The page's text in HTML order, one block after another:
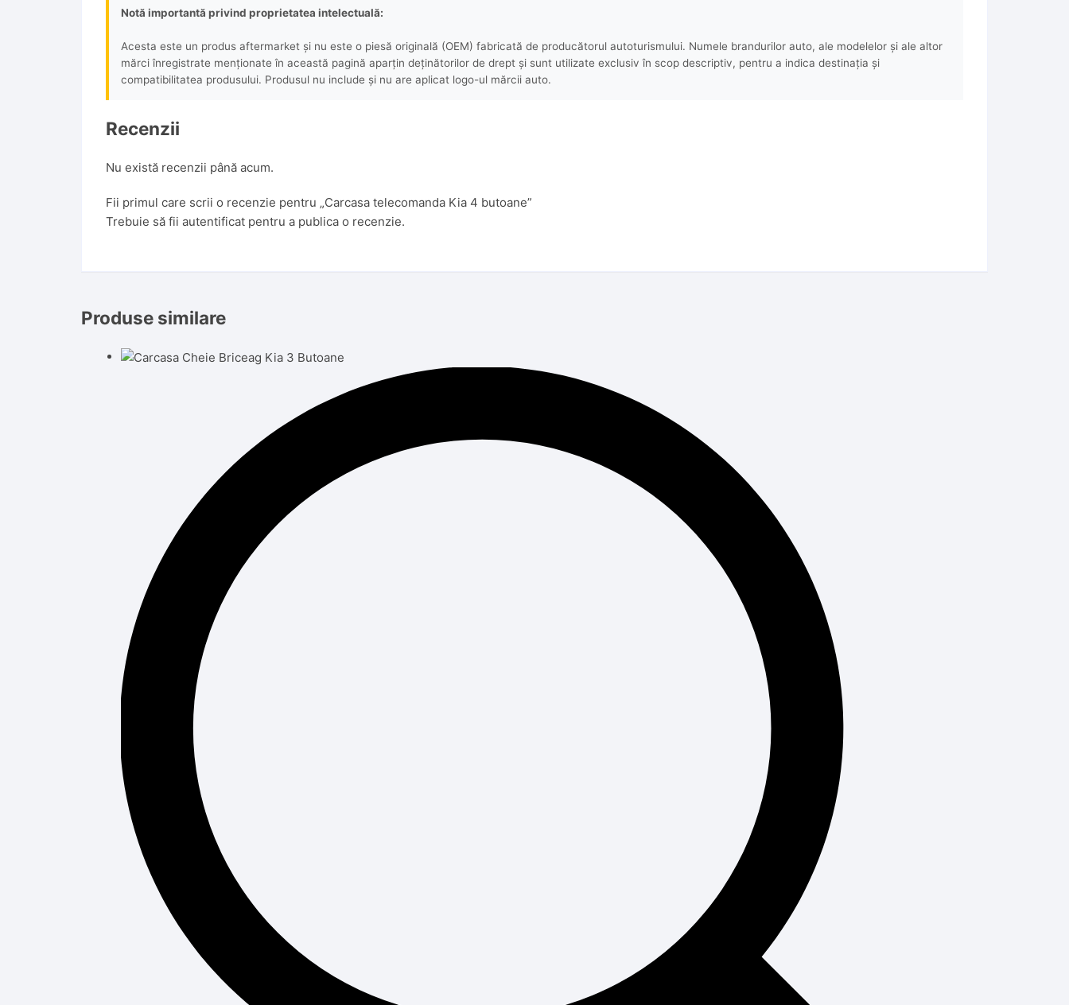
Notă importantă privind proprietatea intelectuală:
Acesta este un produs aftermarket și nu este o piesă originală (OEM) fabricată de producătorul autoturismului. Numele brandurilor auto, ale modelelor și ale altor
mărci înregistrate menționate în această pagină aparțin deținătorilor de drept și sunt utilizate exclusiv în scop descriptiv, pentru a indica destinația și
compatibilitatea produsului. Produsul nu include și nu are aplicat logo-ul mărcii auto.
Recenzii
Nu există recenzii până acum.
Fii primul care scrii o recenzie pentru „Carcasa telecomanda Kia 4 butoane”
Trebuie să fii autentificat pentru a publica o recenzie.
Produse similare